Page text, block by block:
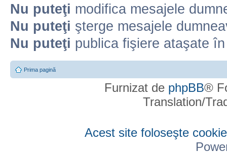
Nu puteţi modifica mesajele
Nu puteţi şterge mesajele
Nu puteţi publica fişiere ataşate
Prima pagină
Furnizat de phpBB®
Translation/
Acest site foloseşte